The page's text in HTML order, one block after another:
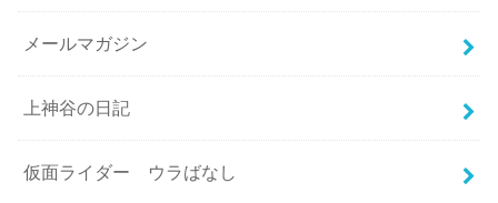
メールマガジン
上神谷の日記
仮面ライダー ウラばなし